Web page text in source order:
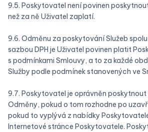
9.5. Poskytovatel není povinen
než za ně Uživatel zaplatí.
9.6. Odměnu za poskytování Služeb
sazbou DPH je Uživatel povinen platit
s podmínkami Smlouvy, a to za každé
Služby podle podmínek stanovených ve
9.7. Poskytovatel je oprávněn poskytnout
Odměny, pokud o tom rozhodne po
pokud to vyplývá z nabídky
Internetové stránce Poskytovatele.